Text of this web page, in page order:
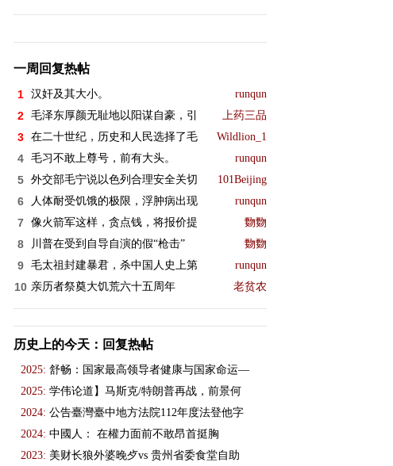
一周回复热帖
1 汉奸及其大小。 runqun
2 毛泽东厚颜无耻地以阳谋自豪，引 上药三品
3 在二十世纪，历史和人民选择了毛 Wildlion_1
4 毛习不敢上尊号，前有大头。 runqun
5 外交部毛宁说以色列合理安全关切 101Beijing
6 人体耐受饥饿的极限，浮肿病出现 runqun
7 像火箭军这样，贪点钱，将报价提 覅覅
8 川普在受到自导自演的假“枪击” 覅覅
9 毛太祖封建暴君，杀中国人史上第 runqun
10 亲历者祭奠大饥荒六十五周年 老贫农
历史上的今天：回复热帖
2025: 舒畅：国家最高领导者健康与国家命运—
2025: 学伟论道】马斯克/特朗普再战，前景何
2024: 公告臺灣臺中地方法院112年度法登他字
2024: 中國人： 在權力面前不敢昂首挺胸
2023: 美财长狼外婆晚歺vs 贵州省委食堂自助